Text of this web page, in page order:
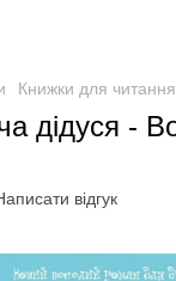
Книжки для читання
дідуся -
відгук